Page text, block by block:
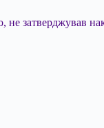
затверджував